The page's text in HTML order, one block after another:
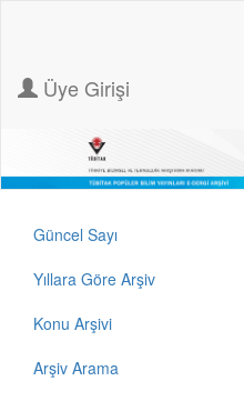
Üye Girişi
Güncel Sayı
Yıllara Göre Arşiv
Konu Arşivi
Arşiv Arama